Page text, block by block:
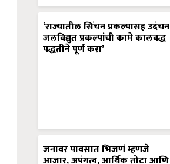
‘राज्यातील सिंचन प्रकल्पासह उदंचन
जलविद्युत प्रकल्पांची कामे कालबद्ध
पद्धतीने पूर्ण करा’
जनावर पावसात भिजणं म्हणजे
आजार, अपंगत्व, आर्थिक तोटा आणि